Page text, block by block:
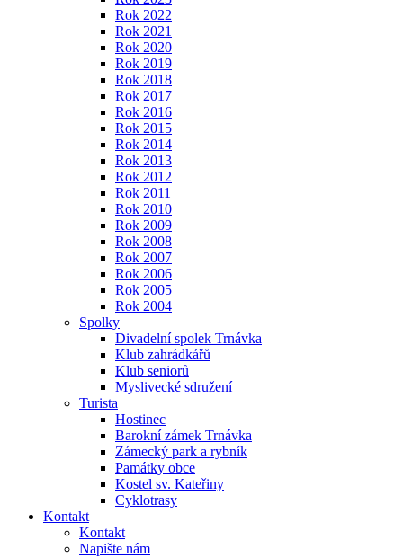
Rok 2022
Rok 2021
Rok 2020
Rok 2019
Rok 2018
Rok 2017
Rok 2016
Rok 2015
Rok 2014
Rok 2013
Rok 2012
Rok 2011
Rok 2010
Rok 2009
Rok 2008
Rok 2007
Rok 2006
Rok 2005
Rok 2004
Spolky
Divadelní spolek Trnávka
Klub zahrádkářů
Klub seniorů
Myslivecké sdružení
Turista
Hostinec
Barokní zámek Trnávka
Zámecký park a rybník
Památky obce
Kostel sv. Kateřiny
Cyklotrasy
Kontakt
Kontakt
Napište nám